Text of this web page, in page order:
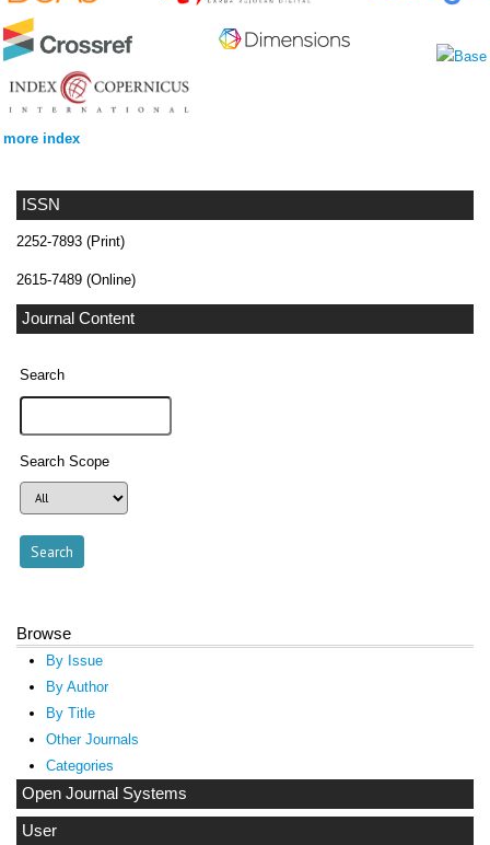
ISSN
2252-7893 (Print)
2615-7489 (Online)
Journal Content
Search
Search Scope
Browse
By Issue
By Author
By Title
Other Journals
Categories
Open Journal Systems
User
more index